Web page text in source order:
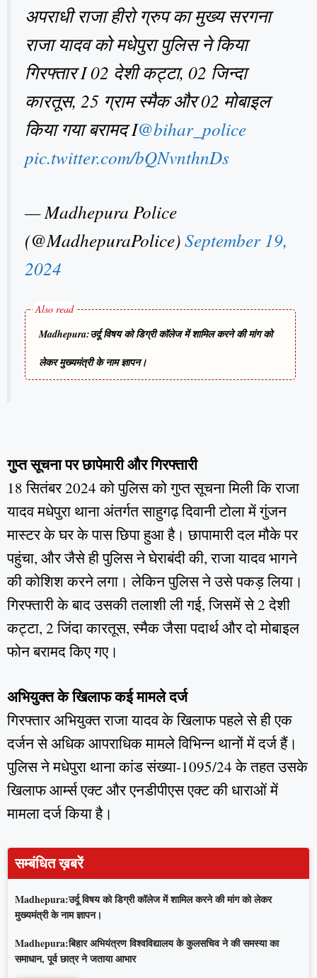
अपराधी राजा हीरो ग्रुप का मुख्य सरगना
राजा यादव को मधेपुरा पुलिस ने किया
गिरफ्तार I 02 देशी कट्टा, 02 जिन्दा
कारतूस, 25 ग्राम स्मैक और 02 मोबाइल
किया गया बरामद I@bihar_police
pic.twitter.com/bQNvnthnDs
— Madhepura Police
(@MadhepuraPolice)September 19,
2024
Madhepura:उर्दू विषय को डिग्री कॉलेज में शामिल करने की मांग को
लेकर मुख्यमंत्री के नाम ज्ञापन।
गुप्त सूचना पर छापेमारी और गिरफ्तारी
18 सितंबर 2024 को पुलिस को गुप्त सूचना मिली कि राजा
यादव मधेपुरा थाना अंतर्गत साहुगढ़ दिवानी टोला में गुंजन
मास्टर के घर के पास छिपा हुआ है। छापामारी दल मौके पर
पहुंचा, और जैसे ही पुलिस ने घेराबंदी की, राजा यादव भागने
की कोशिश करने लगा। लेकिन पुलिस ने उसे पकड़ लिया।
गिरफ्तारी के बाद उसकी तलाशी ली गई, जिसमें से 2 देशी
कट्टा, 2 जिंदा कारतूस, स्मैक जैसा पदार्थ और दो मोबाइल
फोन बरामद किए गए।
अभियुक्त के खिलाफ कई मामले दर्ज
गिरफ्तार अभियुक्त राजा यादव के खिलाफ पहले से ही एक
दर्जन से अधिक आपराधिक मामले विभिन्न थानों में दर्ज हैं।
पुलिस ने मधेपुरा थाना कांड संख्या-1095/24 के तहत उसके
खिलाफ आर्म्स एक्ट और एनडीपीएस एक्ट की धाराओं में
मामला दर्ज किया है।
सम्बंधित ख़बरें
Madhepura:उर्दू विषय को डिग्री कॉलेज में शामिल करने की मांग को लेकर
मुख्यमंत्री के नाम ज्ञापन।
Madhepura:बिहार अभियंत्रण विश्वविद्यालय के कुलसचिव ने की समस्या का
समाधान, पूर्व छात्र ने जताया आभार